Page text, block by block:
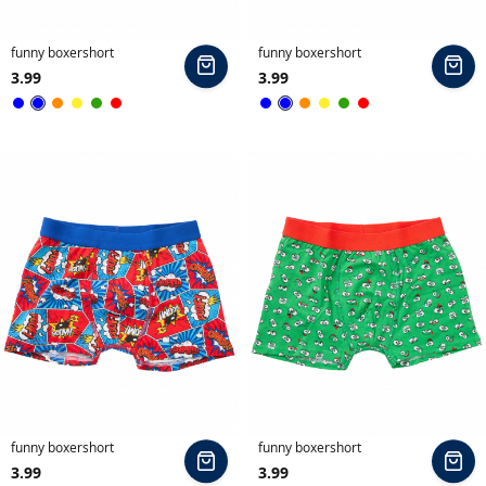
s
b
s
h
o
r
t
s
i
p
funny boxershort
3.99
In
winkelmand
Blauw
BlauwOranje
GeelGroenRood
funny boxershort
3.99
In
Blauw
BlauwOranje
GeelGroenRood
funny boxershort
3.99
In
winkelmand
funny boxershort
3.99
In